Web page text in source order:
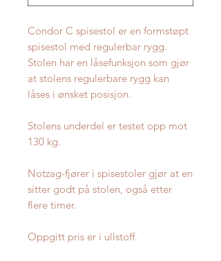
Condor C spisestol er en formstøpt
spisestol med regulerbar rygg.
Stolen har en låsefunksjon som gjør
at stolens regulerbare rygg kan
låses i ønsket posisjon.
Stolens underdel er testet opp mot
130 kg.
Notzag-fjører i spisestoler gjør at en
sitter godt på stolen, også etter
flere timer.
Oppgitt pris er i ullstoff.